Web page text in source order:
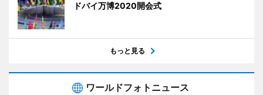
ドバイ万博2020開会式
もっと見る
ワールドフォトニュース